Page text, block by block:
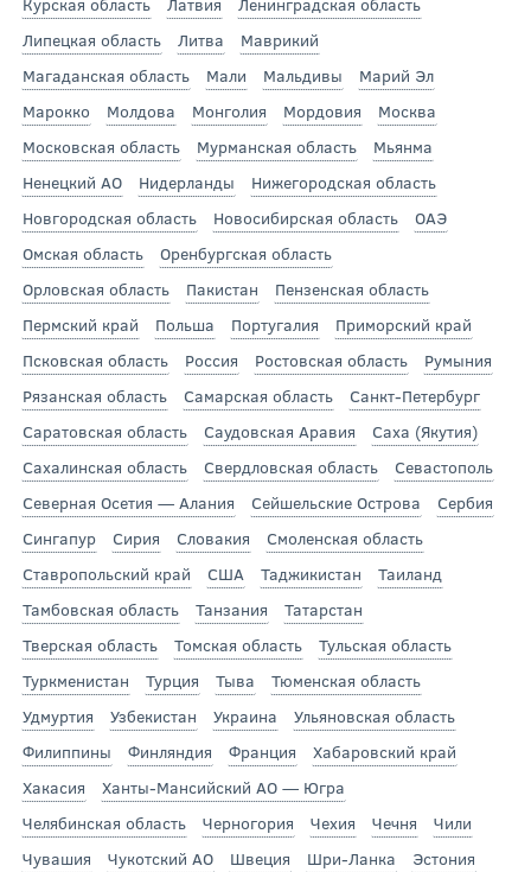
Липецкая область
Литва
Маврикий
Магаданская область
Мали Мальдивы
Марий Эл
Марокко
Молдова Монголия Мордовия
Москва
Московская область
Мурманская область
Мьянма
Ненецкий АО
Нидерланды
Нижегородская область
Новгородская область
Новосибирская область
ОАЭ
Омская область
Оренбургская область
Орловская область
Пакистан
Пензенская область
Пермский край
Польша Португалия
Приморский край
Псковская область
Россия Ростовская область
Румыния
Рязанская область
Самарская область
Санкт-Петербург
Саратовская область
Саудовская Аравия
Саха (Якутия)
Сахалинская область
Свердловская область
Севастополь
Северная Осетия — Алания
Сейшельские Острова
Сербия
Сингапур
Сирия Словакия
Смоленская область
Ставропольский край
США Таджикистан
Таиланд
Тамбовская область
Танзания
Татарстан
Тверская область
Томская область
Тульская область
Туркменистан
Турция Тыва
Тюменская область
Удмуртия
Узбекистан Украина
Ульяновская область
Филиппины
Финляндия Франция
Хабаровский край
Хакасия
Ханты-Мансийский АО — Югра
Челябинская область
Черногория Чехия Чечня
Чили
Чувашия
Чукотский АО Швеция Шри-Ланка
Эстония